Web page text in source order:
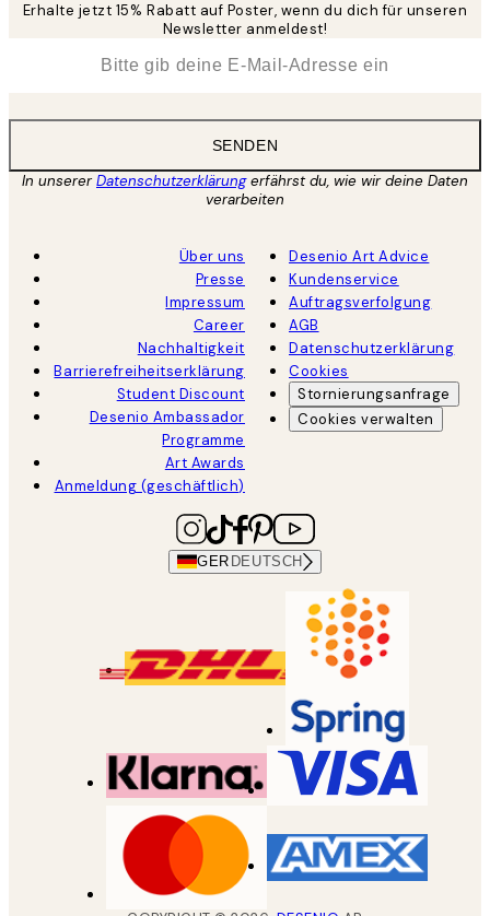
Erhalte jetzt 15% Rabatt auf Poster, wenn du dich für unseren
Newsletter anmeldest!
SENDEN
In unsererDatenschutzerklärungerfährst du, wie wir deine Daten
verarbeiten
Über uns
Presse
Impressum
Career
Nachhaltigkeit
Barrierefreiheitserklärung
Student Discount
Desenio Ambassador
Programme
Art Awards
Anmeldung (geschäftlich)
Desenio Art Advice
Kundenservice
Auftragsverfolgung
AGB
Datenschutzerklärung
Cookies
Stornierungsanfrage
Cookies verwalten
GER DEUTSCH